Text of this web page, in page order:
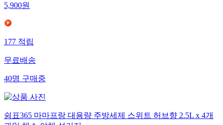
5,900원
177적립
무료배송
40명구매중
쉼표365 마마프랑 대용량 주방세제 스위트 허브향 2.5L x 4개